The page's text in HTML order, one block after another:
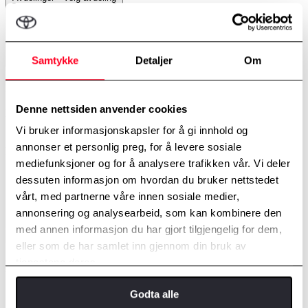
Samtykke Detaljer Om
Denne nettsiden anvender cookies
Vi bruker informasjonskapsler for å gi innhold og
annonser et personlig preg, for å levere sosiale
mediefunksjoner og for å analysere trafikken vår. Vi deler
dessuten informasjon om hvordan du bruker nettstedet
vårt, med partnerne våre innen sosiale medier,
annonsering og analysearbeid, som kan kombinere den
med annen informasjon du har gjort tilgjengelig for dem,
eller som de har samlet inn gjennom din bruk av
Godta alle
Kontakt meg via
E-post
Telefon
E-postadresse*
Henvendelsen gjelder*
Send
Privatleasing
Det er ikke umulig å endre leasing-kontrakten din. Hvis